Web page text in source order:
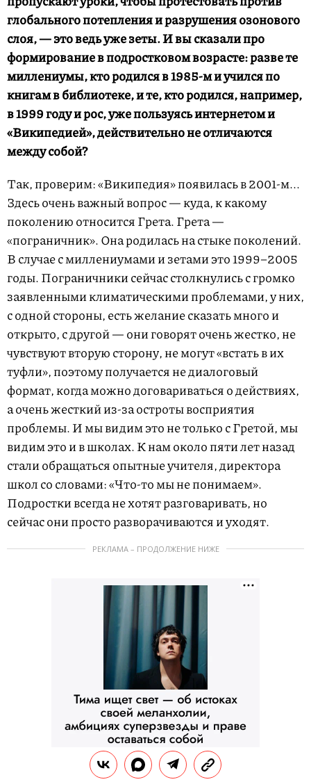
глобального потепления и разрушения озонового
слоя, — это ведь уже зеты. И вы сказали про
формирование в подростковом возрасте: разве те
миллениумы, кто родился в 1985-м и учился по
книгам в библиотеке, и те, кто родился, например,
в 1999 году и рос, уже пользуясь интернетом и
«Википедией», действительно не отличаются
между собой?
Так, проверим: «Википедия» появилась в 2001-м...
Здесь очень важный вопрос — куда, к какому
поколению относится Грета. Грета —
«пограничник». Она родилась на стыке поколений.
В случае с миллениумами и зетами это 1999–2005
годы. Пограничники сейчас столкнулись с громко
заявленными климатическими проблемами, у них,
с одной стороны, есть желание сказать много и
открыто, с другой — они говорят очень жестко, не
чувствуют вторую сторону, не могут «встать в их
туфли», поэтому получается не диалоговый
формат, когда можно договариваться о действиях,
а очень жесткий из-за остроты восприятия
проблемы. И мы видим это не только с Гретой, мы
видим это и в школах. К нам около пяти лет назад
стали обращаться опытные учителя, директора
школ со словами: «Что-то мы не понимаем».
Подростки всегда не хотят разговаривать, но
сейчас они просто разворачиваются и уходят.
РЕКЛАМА – ПРОДОЛЖЕНИЕ НИЖЕ